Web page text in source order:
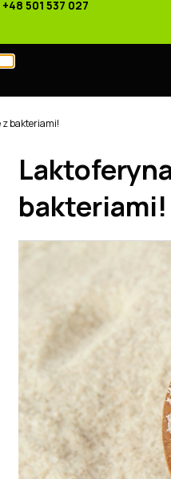
+48 501 537 027
z bakteriami!
bakteriami!